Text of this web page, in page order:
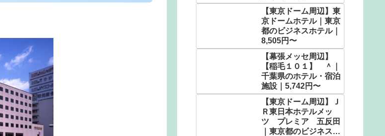
【東京ドーム周辺】東
京ドームホテル｜東京
都のビジネスホテル｜
8,505円〜
【幕張メッセ周辺】
【稲毛１０１】 ＾｜
千葉県のホテル・宿泊
施設｜5,742円〜
【東京ドーム周辺】Ｊ
Ｒ東日本ホテルメッ
ツ プレミア 五反田
｜東京都のビジネスホ